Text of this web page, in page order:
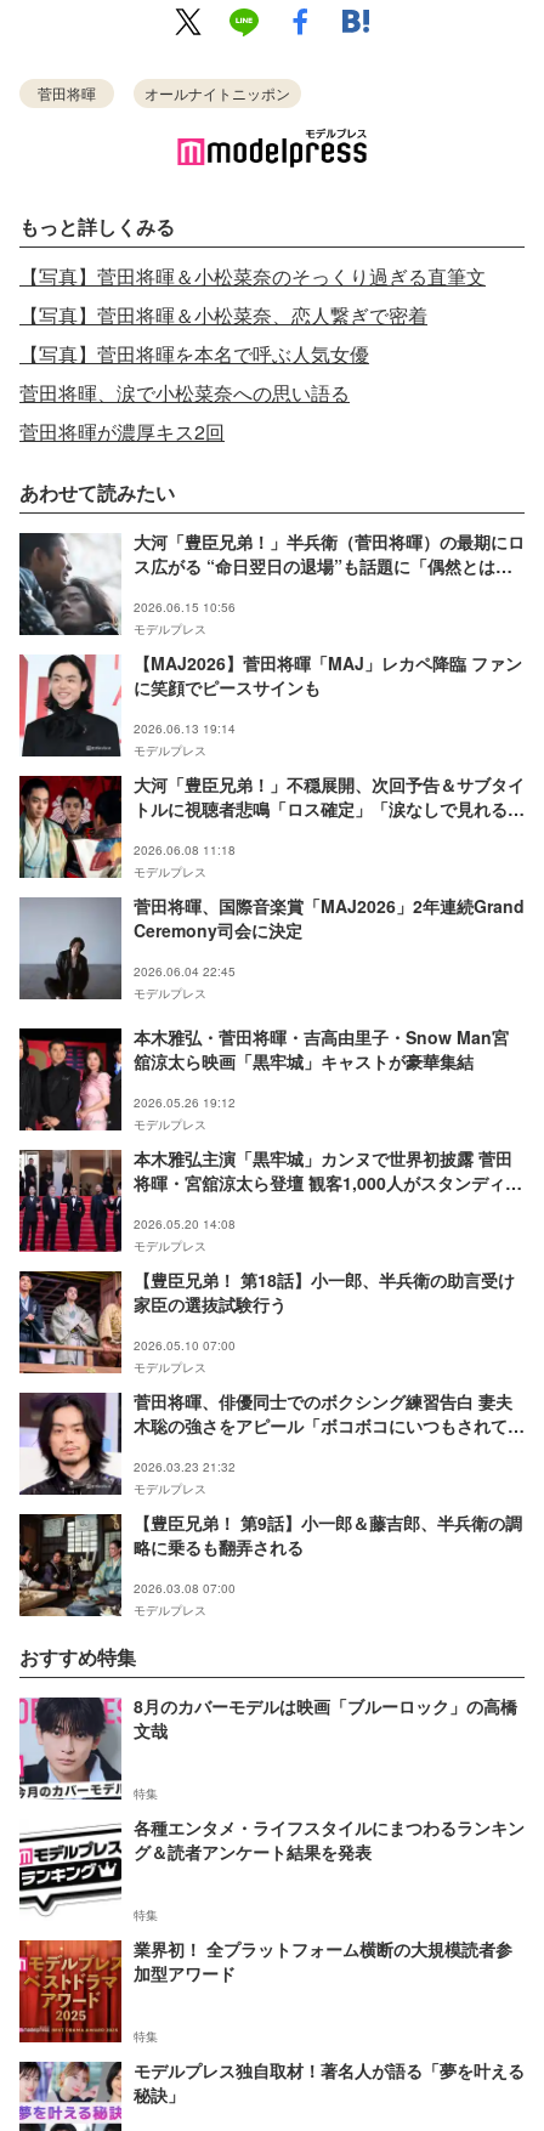
菅田将暉 オールナイトニッポン
もっと詳しくみる
【写真】菅田将暉＆小松菜奈のそっくり過ぎる直筆文
【写真】菅田将暉＆小松菜奈、恋人繋ぎで密着
【写真】菅田将暉を本名で呼ぶ人気女優
菅田将暉、涙で小松菜奈への思い語る
菅田将暉が濃厚キス2回
あわせて読みたい
大河「豊臣兄弟！」半兵衛（菅田将暉）の最期にロ
ス広がる “命日翌日の退場”も話題に「偶然とは思
2026.06.15 10:56
モデルプレス
【MAJ2026】菅田将暉「MAJ」レカペ降臨 ファン
に笑顔でピースサインも
2026.06.13 19:14
モデルプレス
大河「豊臣兄弟！」不穏展開、次回予告＆サブタイ
トルに視聴者悲鳴「ロス確定」「涙なしで見れる気
2026.06.08 11:18
モデルプレス
菅田将暉、国際音楽賞「MAJ2026」2年連続Grand
Ceremony司会に決定
2026.06.04 22:45
モデルプレス
本木雅弘・菅田将暉・吉高由里子・Snow Man宮
舘涼太ら映画「黒牢城」キャストが豪華集結
2026.05.26 19:12
モデルプレス
本木雅弘主演「黒牢城」カンヌで世界初披露 菅田
将暉・宮舘涼太ら登壇 観客1,000人がスタンディン
2026.05.20 14:08
モデルプレス
【豊臣兄弟！ 第18話】小一郎、半兵衛の助言受け
家臣の選抜試験行う
2026.05.10 07:00
モデルプレス
菅田将暉、俳優同士でのボクシング練習告白 妻夫
木聡の強さをアピール「ボコボコにいつもされて
2026.03.23 21:32
モデルプレス
【豊臣兄弟！ 第9話】小一郎＆藤吉郎、半兵衛の調
略に乗るも翻弄される
2026.03.08 07:00
モデルプレス
おすすめ特集
8月のカバーモデルは映画「ブルーロック」の高橋
文哉
特集
各種エンタメ・ライフスタイルにまつわるランキン
グ＆読者アンケート結果を発表
特集
業界初！ 全プラットフォーム横断の大規模読者参
加型アワード
特集
モデルプレス独自取材！著名人が語る「夢を叶える
秘訣」